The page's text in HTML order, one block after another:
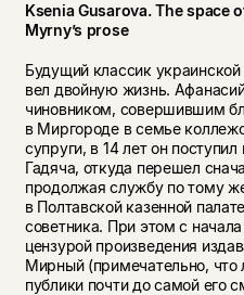
Ksenia Gusarova. The space
Myrny’s prose
Будущий классик
вел двойную жизнь.
чиновником, совершившим
в Миргороде в семье
супруги, в 14 лет он
Гадяча, откуда перешел
продолжая службу по тому
в Полтавской казенной
советника. При этом с
цензурой произведения
Мирный (примечательно, что
публики почти до самой его